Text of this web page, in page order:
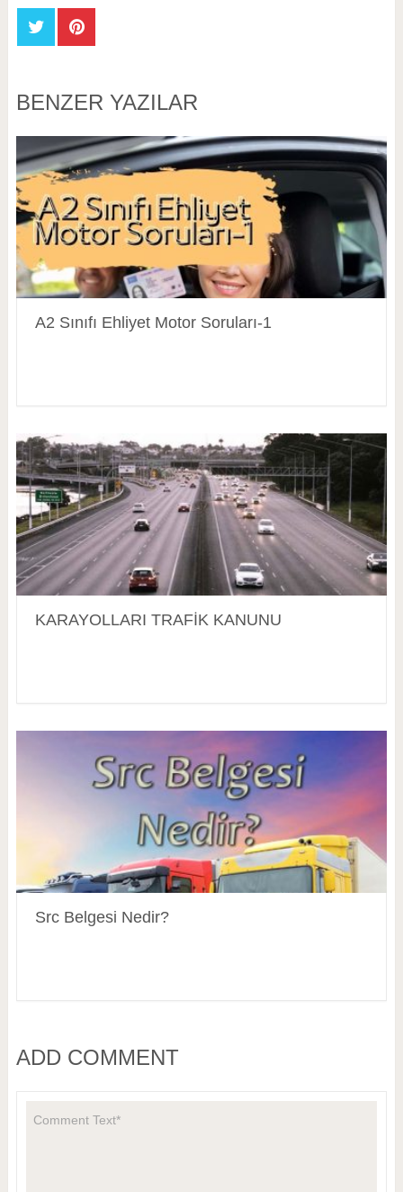
BENZER YAZILAR
A2 Sınıfı Ehliyet Motor Soruları-1
KARAYOLLARI TRAFİK KANUNU
Src Belgesi Nedir?
ADD COMMENT